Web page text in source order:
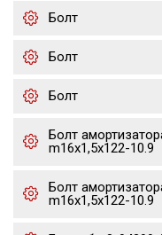
Болт
Болт
Болт
Болт
m16x1,5х122-10.9
Болт
m16x1,5х122-10.9